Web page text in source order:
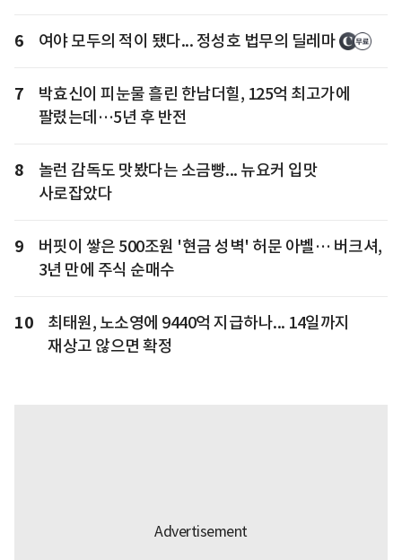
6 여야 모두의 적이 됐다... 정성호 법무의 딜레마
7
박효신이 피눈물 흘린 한남더힐, 125억 최고가에
팔렸는데…5년 후 반전
8
놀런 감독도 맛봤다는 소금빵... 뉴요커 입맛
사로잡았다
9
버핏이 쌓은 500조원 '현금 성벽' 허문 아벨… 버크셔,
3년 만에 주식 순매수
10
최태원, 노소영에 9440억 지급하나... 14일까지
재상고 않으면 확정